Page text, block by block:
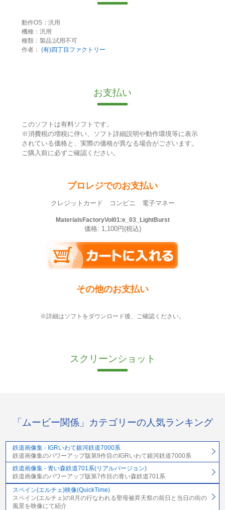
動作OS：汎用
機種：汎用
種類：製品:試用不可
作者： (有)四丁目ファクトリー
お支払い
このソフトは有料ソフトです。
※消費税の増税に伴い、ソフト詳細説明や動作環境等に表示
されている価格と、実際の価格が異なる場合がございます。
ご購入前に必ずご確認ください。
プロレジでのお支払い
クレジットカード コンビニ 電子マネー
MaterialsFactoryVol01:e_03_LightBurst
価格: 1,100円(税込)
その他のお支払い
※詳細はソフトをダウンロード後、ご確認ください。
スクリーンショット
「ムービー関係」カテゴリーの人気ランキング
鉄道画像集 - IGRいわて銀河鉄道7000系
鉄道画像集のパワーアップ版第9作目のIGRいわて銀河鉄道7000系
鉄道画像集 - 青い森鉄道701系(リアルバージョン)
鉄道画像集のパワーアップ版第7作目の青い森鉄道701系
スペイン(エルチェ)映像(QuickTime)
スペイン(エルチェ)の8月の行なわれる聖母被昇天祭の前日と当日の街の
風景を映像にて紹介